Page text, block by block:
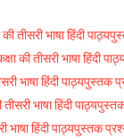
तीसरी भाषा हिंदी
की तीसरी भाषा हिंदी
भाषा हिंदी पाठ्यपुस्तक
भाषा हिंदी
भाषा हिंदी पाठ्यपुस्तक